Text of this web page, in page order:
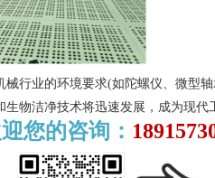
行业的环境要求(如陀螺仪、微型
物洁净技术将迅速发展，成为现代
您的咨询：